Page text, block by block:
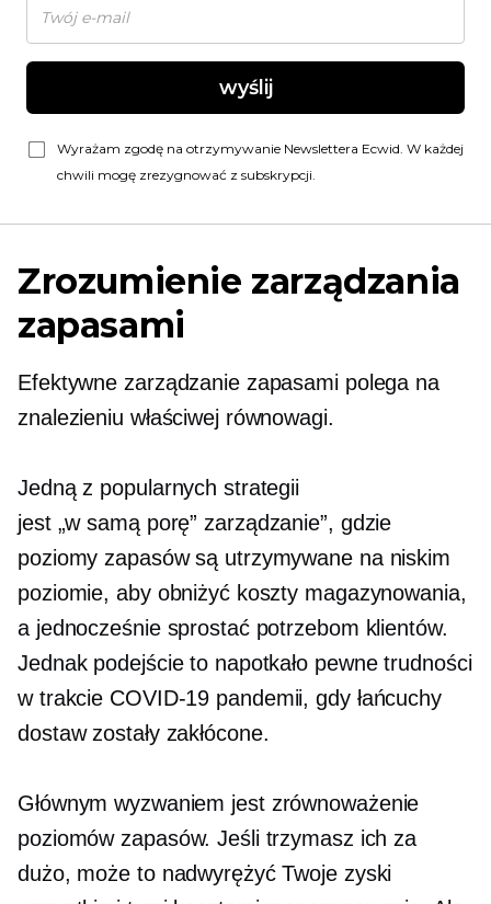
wyślij
Wyrażam zgodę na otrzymywanie Newslettera Ecwid. W każdej
chwili mogę zrezygnować z subskrypcji.
Zrozumienie zarządzania
zapasami
Efektywne zarządzanie zapasami polega na
znalezieniu właściwej równowagi.
Jedną z popularnych strategii
jest „w samą porę” zarządzanie”, gdzie
poziomy zapasów są utrzymywane na niskim
poziomie, aby obniżyć koszty magazynowania,
a jednocześnie sprostać potrzebom klientów.
Jednak podejście to napotkało pewne trudności
w trakcie COVID-19 pandemii, gdy łańcuchy
dostaw zostały zakłócone.
Głównym wyzwaniem jest zrównoważenie
poziomów zapasów. Jeśli trzymasz ich za
dużo, może to nadwyrężyć Twoje zyski